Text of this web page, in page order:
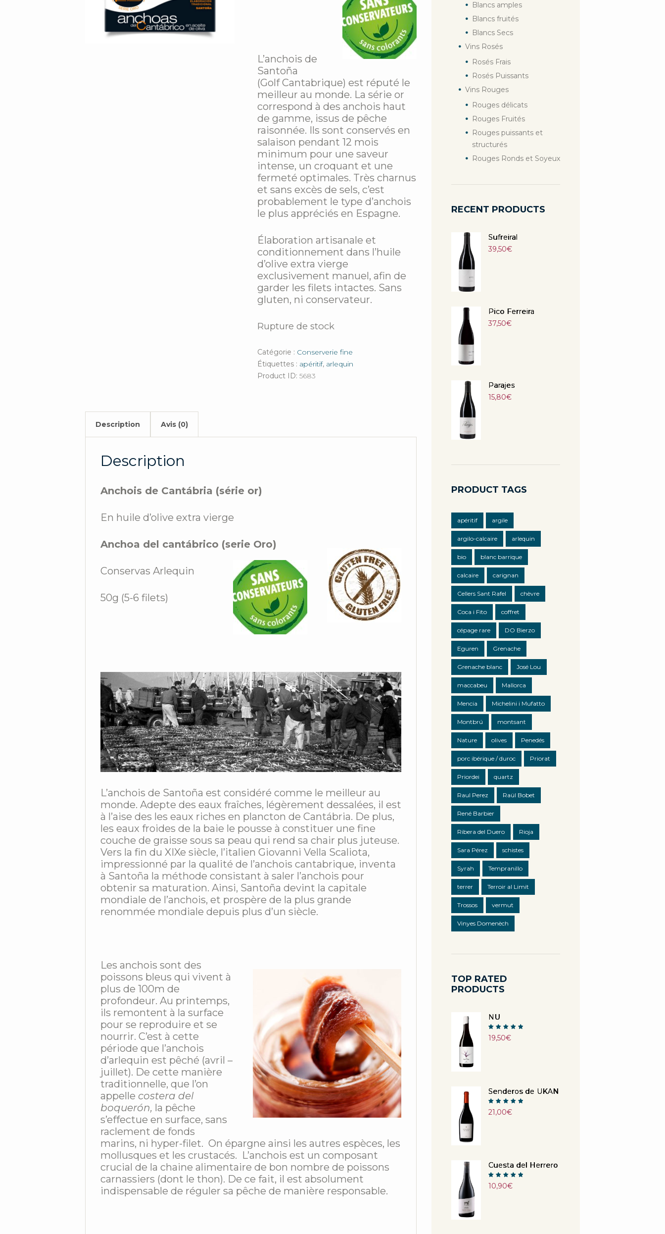
L’anchois de
Santoña
(Golf Cantabrique) est réputé le
meilleur au monde. La série or
correspond à des anchois haut
de gamme, issus de pêche
raisonnée. Ils sont conservés en
salaison pendant 12 mois
minimum pour une saveur
intense, un croquant et une
fermeté optimales. Très charnus
et sans excès de sels, c’est
probablement le type d’anchois
le plus appréciés en Espagne.
Élaboration artisanale et
conditionnement dans l’huile
d’olive extra vierge
exclusivement manuel, afin de
garder les filets intactes. Sans
gluten, ni conservateur.
Rupture de stock
Catégorie : Conserverie fine
Étiquettes : apéritif, arlequin
Product ID:5683
Description Avis (0)
Description
Anchois de Cantábria (série or)
En huile d’olive extra vierge
Anchoa del cantábrico (serie Oro)
Conservas Arlequin
50g (5-6 filets)
L’anchois de Santoña est considéré comme le meilleur au
monde. Adepte des eaux fraîches, légèrement dessalées, il est
à l’aise des les eaux riches en plancton de Cantábria. De plus,
les eaux froides de la baie le pousse à constituer une fine
couche de graisse sous sa peau qui rend sa chair plus juteuse.
Vers la fin du XIXe siècle, l’italien Giovanni Vella Scaliota,
impressionné par la qualité de l’anchois cantabrique, inventa
à Santoña la méthode consistant à saler l’anchois pour
obtenir sa maturation. Ainsi, Santoña devint la capitale
mondiale de l’anchois, et prospère de la plus grande
renommée mondiale depuis plus d’un siècle.
Les anchois sont des
poissons bleus qui vivent à
plus de 100m de
profondeur. Au printemps,
ils remontent à la surface
pour se reproduire et se
nourrir. C’est à cette
période que l’anchois
d’arlequin est pêché (avril –
juillet). De cette manière
traditionnelle, que l’on
appelle costera del
boquerón, la pêche
s’effectue en surface, sans
raclement de fonds
marins, ni hyper-filet. On épargne ainsi les autres espèces, les
mollusques et les crustacés. L’anchois est un composant
crucial de la chaine alimentaire de bon nombre de poissons
carnassiers (dont le thon). De ce fait, il est absolument
indispensable de réguler sa pêche de manière responsable.
Blancs amples
Blancs fruités
Blancs Secs
Vins Rosés
Rosés Frais
Rosés Puissants
Vins Rouges
Rouges délicats
Rouges Fruités
Rouges puissants et
structurés
Rouges Ronds et Soyeux
RECENT PRODUCTS
Sufreiral
39,50€
Pico Ferreira
37,50€
Parajes
15,80€
PRODUCT TAGS
apéritif argile
argilo-calcaire arlequin
bio blanc barrique
calcaire carignan
Cellers Sant Rafel chèvre
Coca i Fito coffret
cépage rare DO Bierzo
Eguren Grenache
Grenache blanc José Lou
maccabeu Mallorca
Mencia Michelini i Mufatto
Montbrú montsant
Nature olives Penedés
porc ibérique / duroc Priorat
Priordei quartz
Raul Perez Raül Bobet
René Barbier
Ribera del Duero Rioja
Sara Pérez schistes
Syrah Tempranillo
terrer Terroir al Limit
Trossos vermut
Vinyes Domenèch
TOP RATED
PRODUCTS
NU
Note
5.00
19,50€
Senderos de UKAN
5.00
21,00€
Cuesta del Herrero
Note
5.00
10,90€